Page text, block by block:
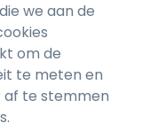
we aan de
om de
te meten en
te stemmen